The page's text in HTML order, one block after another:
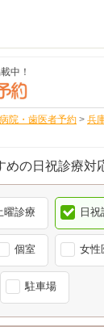
中！
院・歯医者予約 > 兵
めの日祝診療対
曜診療 日祝
個室 女性
駐車場